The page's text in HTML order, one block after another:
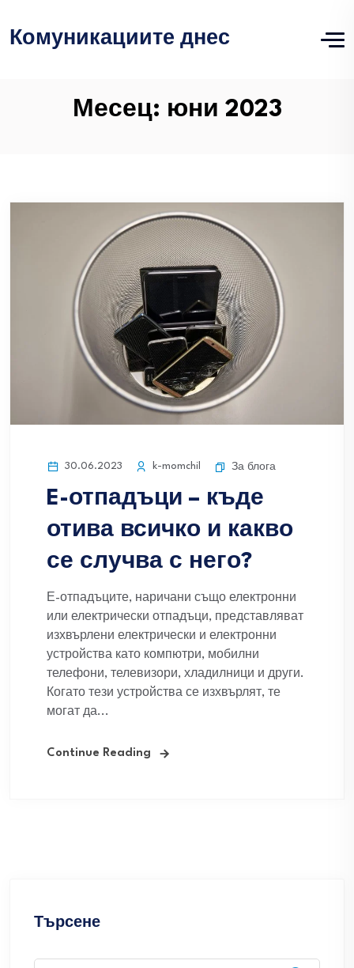
Комуникациите днес
Месец: юни 2023
30.06.2023 k-momchil За блога
E-отпадъци – къде
отива всичко и какво
се случва с него?
Е-отпадъците, наричани също електронни
или електрически отпадъци, представляват
изхвърлени електрически и електронни
устройства като компютри, мобилни
телефони, телевизори, хладилници и други.
Когато тези устройства се изхвърлят, те
могат да...
Continue Reading
Търсене